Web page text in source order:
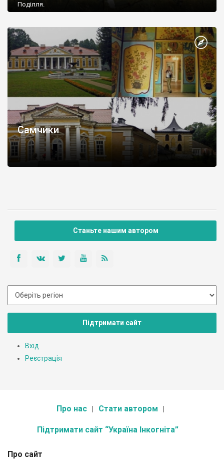
Поділля.
Самчики
Станьте нашим автором
Підтримати сайт
Вхід
Реєстрація
Про нас Стати автором
Підтримати сайт “Україна Інкогніта”
Про сайт